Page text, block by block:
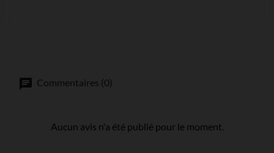
Commentaires (0)
Aucun avis n'a été publié pour le moment.